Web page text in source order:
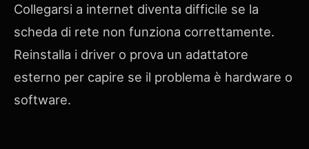
Collegarsi a internet diventa difficile se la
scheda di rete non funziona correttamente.
Reinstalla i driver o prova un adattatore
esterno per capire se il problema è hardware o
software.